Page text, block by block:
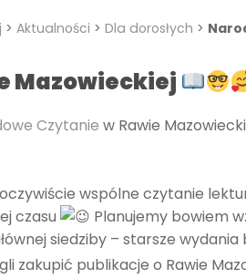
> Aktualności > Dla dorosłych >
Mazowieckiej
Czytanie w Rawie
wspólne czytanie
czasu
Planujemy bowiem
siedziby – starsze
zakupić publikacje o Rawie